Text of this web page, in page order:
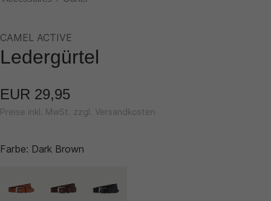
CAMEL ACTIVE
Ledergürtel
EUR 29,95
Preise inkl. MwSt. zzgl. Versandkosten
Farbe: Dark Brown